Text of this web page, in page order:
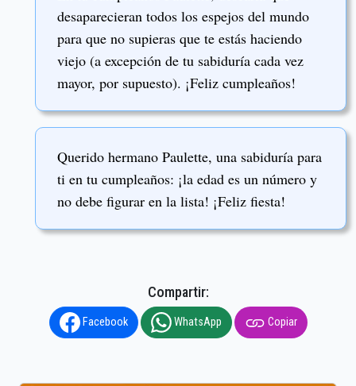
desaparecieran todos los espejos del mundo
para que no supieras que te estás haciendo
viejo (a excepción de tu sabiduría cada vez
mayor, por supuesto). ¡Feliz cumpleaños!
Querido hermano Paulette, una sabiduría para
ti en tu cumpleaños: ¡la edad es un número y
no debe figurar en la lista! ¡Feliz fiesta!
Compartir:
Facebook WhatsApp Copiar